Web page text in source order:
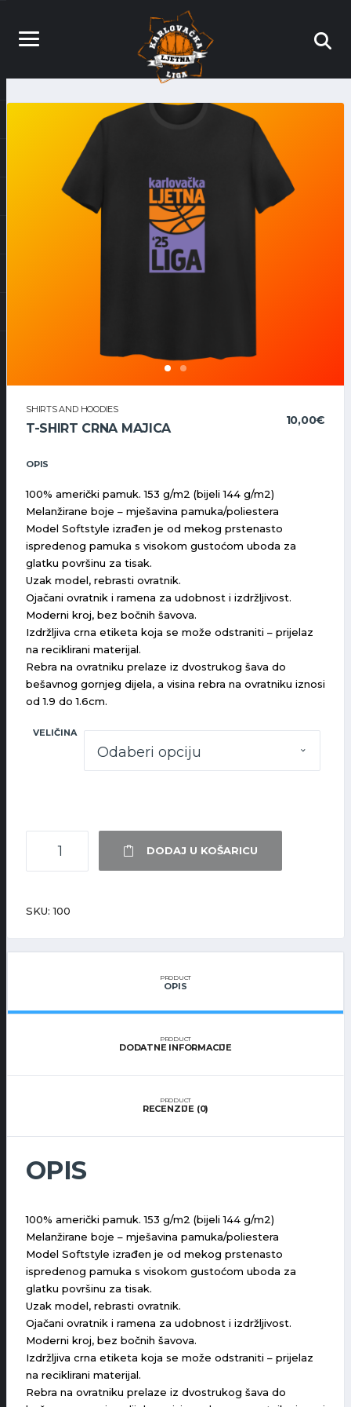
SHIRTS AND HOODIES
T-SHIRT CRNA MAJICA
10,00€
OPIS
100% američki pamuk. 153 g/m2 (bijeli 144 g/m2)
Melanžirane boje – mješavina pamuka/poliestera
Model Softstyle izrađen je od mekog prstenasto
ispredenog pamuka s visokom gustoćom uboda za
glatku površinu za tisak.
Uzak model, rebrasti ovratnik.
Ojačani ovratnik i ramena za udobnost i izdržljivost.
Moderni kroj, bez bočnih šavova.
Izdržljiva crna etiketa koja se može odstraniti – prijelaz
na reciklirani materijal.
Rebra na ovratniku prelaze iz dvostrukog šava do
bešavnog gornjeg dijela, a visina rebra na ovratniku iznosi
od 1.9 do 1.6cm.
VELIČINA
CRNA
KOLIČINA
DODAJ U KOŠARICU
SKU:100
PRODUCT
OPIS
PRODUCT
DODATNE INFORMACIJE
PRODUCT
RECENZIJE (0)
OPIS
100% američki pamuk. 153 g/m2 (bijeli 144 g/m2)
Melanžirane boje – mješavina pamuka/poliestera
Model Softstyle izrađen je od mekog prstenasto
ispredenog pamuka s visokom gustoćom uboda za
glatku površinu za tisak.
Uzak model, rebrasti ovratnik.
Ojačani ovratnik i ramena za udobnost i izdržljivost.
Moderni kroj, bez bočnih šavova.
Izdržljiva crna etiketa koja se može odstraniti – prijelaz
na reciklirani materijal.
Rebra na ovratniku prelaze iz dvostrukog šava do